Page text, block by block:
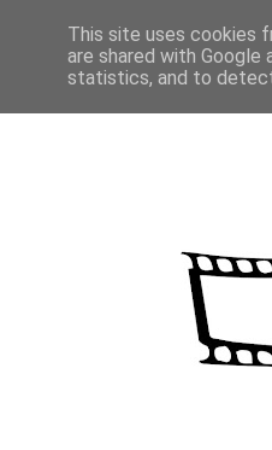
This site uses cookies
are shared with
statistics, and to